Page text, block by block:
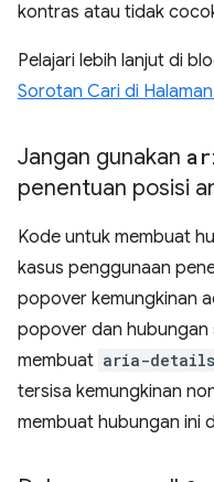
kontras atau tidak
Pelajari lebih lanjut di
Sorotan Cari di
Jangan gunakan
penentuan posisi
Kode untuk membuat
kasus penggunaan
popover kemungkinan
popover dan hubungan
membuat aria-details
tersisa kemungkinan
membuat hubungan ini